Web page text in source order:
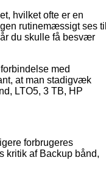
hvilket ofte er en
rutinemæssigt ses til
du skulle få besvær
med
at man stadigvæk
LTO5, 3 TB, HP
forbrugeres
kritik af Backup bånd,